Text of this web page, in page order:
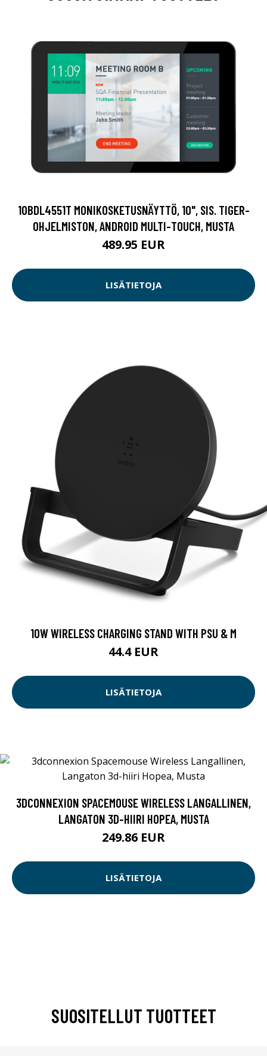
10BDL4551T MONIKOSKETUSNÄYTTÖ, 10", SIS. TIGER-
OHJELMISTON, ANDROID MULTI-TOUCH, MUSTA
489.95 EUR
LISÄTIETOJA
10W WIRELESS CHARGING STAND WITH PSU & M
44.4 EUR
LISÄTIETOJA
3DCONNEXION SPACEMOUSE WIRELESS LANGALLINEN,
LANGATON 3D-HIIRI HOPEA, MUSTA
249.86 EUR
LISÄTIETOJA
SUOSITELLUT TUOTTEET